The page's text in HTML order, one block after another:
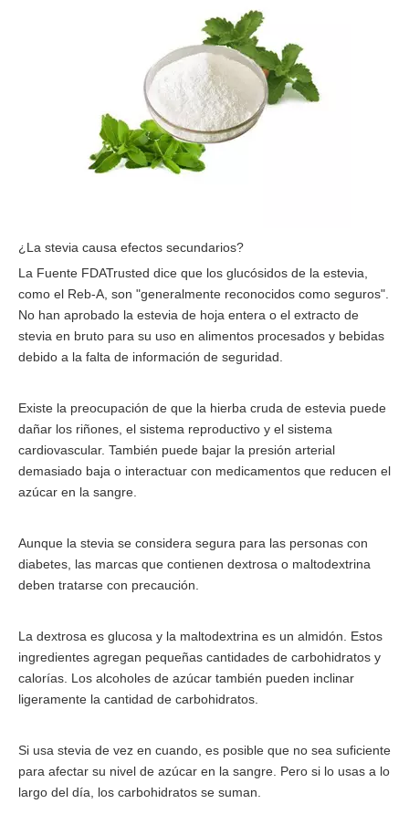
¿La stevia causa efectos secundarios?
La Fuente FDATrusted dice que los glucósidos de la estevia,
como el Reb-A, son "generalmente reconocidos como seguros".
No han aprobado la estevia de hoja entera o el extracto de
stevia en bruto para su uso en alimentos procesados ​​y bebidas
debido a la falta de información de seguridad.
Existe la preocupación de que la hierba cruda de estevia puede
dañar los riñones, el sistema reproductivo y el sistema
cardiovascular. También puede bajar la presión arterial
demasiado baja o interactuar con medicamentos que reducen el
azúcar en la sangre.
Aunque la stevia se considera segura para las personas con
diabetes, las marcas que contienen dextrosa o maltodextrina
deben tratarse con precaución.
La dextrosa es glucosa y la maltodextrina es un almidón. Estos
ingredientes agregan pequeñas cantidades de carbohidratos y
calorías. Los alcoholes de azúcar también pueden inclinar
ligeramente la cantidad de carbohidratos.
Si usa stevia de vez en cuando, es posible que no sea suficiente
para afectar su nivel de azúcar en la sangre. Pero si lo usas a lo
largo del día, los carbohidratos se suman.